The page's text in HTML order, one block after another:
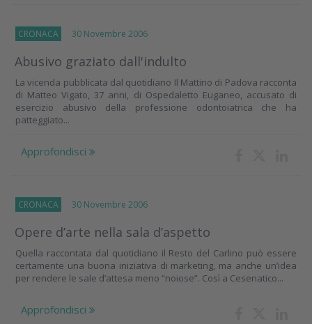
CRONACA 30 Novembre 2006
Abusivo graziato dall'indulto
La vicenda pubblicata dal quotidiano Il Mattino di Padova racconta
di Matteo Vigato, 37 anni, di Ospedaletto Euganeo, accusato di
esercizio abusivo della professione odontoiatrica che ha
patteggiato...
Approfondisci
CRONACA 30 Novembre 2006
Opere d’arte nella sala d’aspetto
Quella raccontata dal quotidiano il Resto del Carlino può essere
certamente una buona iniziativa di marketing, ma anche un’idea
per rendere le sale d’attesa meno “noiose”. Così a Cesenatico...
Approfondisci